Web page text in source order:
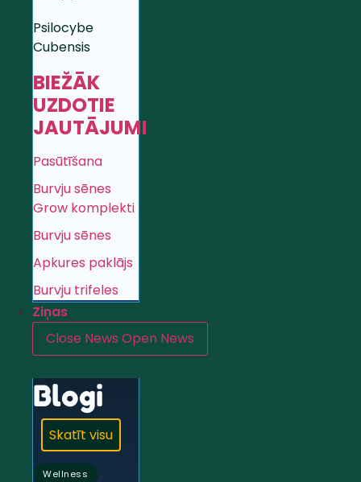
Psilocybe
Cubensis
BIEŽĀK
UZDOTIE
JAUTĀJUMI
Pasūtīšana
Burvju sēnes
Grow komplekti
Burvju sēnes
Apkures paklājs
Burvju trifeles
Ziņas
Close News Open News
Blogi
Skatīt visu
Wellness ,